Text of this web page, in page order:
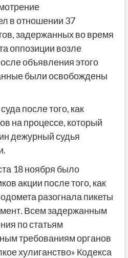
в отношении 37
задержанных во время
оппозиции возле
объявления этого
были освобождены
после того, как
на процессе, который
дежурный судья
18 ноября было
акции после того, как
разогнала пикеты
Всем задержанным
по статьям
требованиям органов
хулиганство» Кодекса